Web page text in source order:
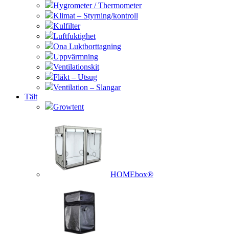
Hygrometer / Thermometer
Klimat – Styrning/kontroll
Kulfilter
Luftfuktighet
Ona Luktborttagning
Uppvärmning
Ventilationskit
Fläkt – Utsug
Ventilation – Slangar
Tält
Growtent
HOMEbox®